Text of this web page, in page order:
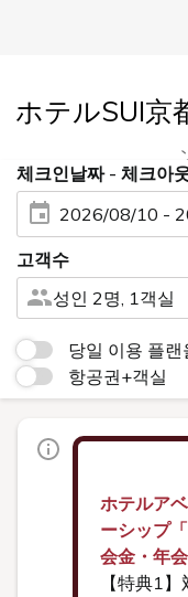
ホテルSUI京
체크인날짜 - 체크아
2026/08/10 -
고객수
성인 2명, 1객실
당일 이용 플랜
항공권+객실
ホテルア
ーシップ
会金・年
【特典1